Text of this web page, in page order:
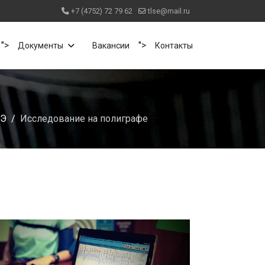
+7 (4752) 72 79 62 tlse@mail.ru
"> Документы Вакансии "> Контакты
Исследование на полиграфе